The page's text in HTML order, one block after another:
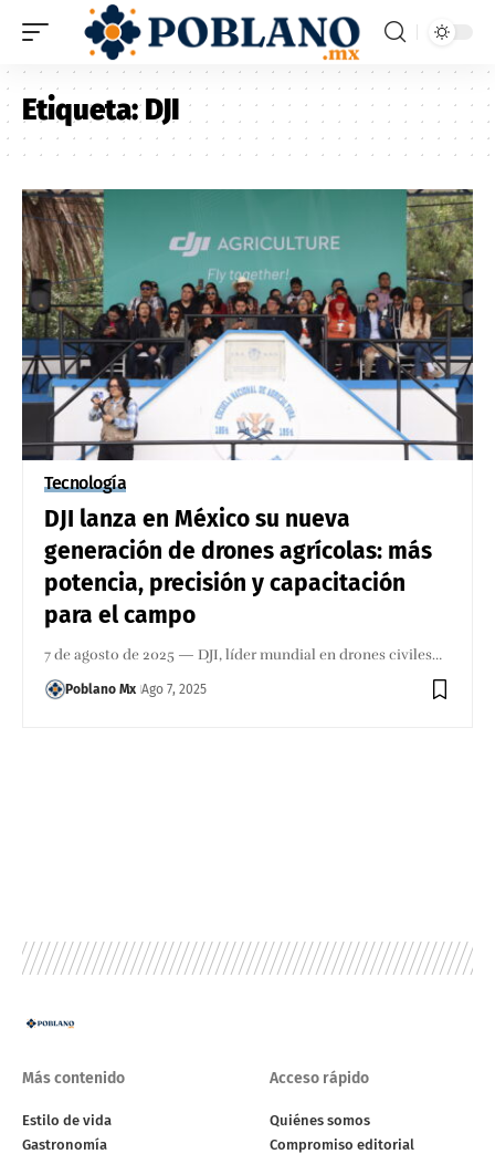
Etiqueta:DJI
Tecnología
DJI lanza en México su nueva
generación de drones agrícolas: más
potencia, precisión y capacitación
para el campo
7 de agosto de 2025 — DJI, líder mundial en drones civiles…
Poblano Mx Ago 7, 2025
Más contenido
Estilo de vida
Gastronomía
Acceso rápido
Quiénes somos
Compromiso editorial